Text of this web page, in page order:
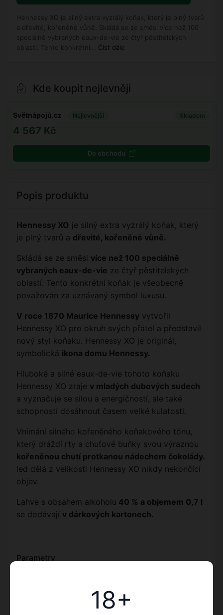
18+
Hennessy XO je silný extra vyzrálý koňak, který je plný tvarů
a dřevité, kořeněné vůně. Skládá se ze směsi více než 100
speciálně vybraných eaux-de-vie ze čtyř pěstitelských
oblastí. Tento konkrétní... Číst dále
Kde koupit nejlevněji
Světnápojů.cz Nejlevnější Skladem
4 567 Kč
Do obchodu
Popis produktu
Hennessy XO je silný extra vyzrálý koňak, který
je plný tvarů a dřevité, kořeněné vůně.
Skládá se ze směsi více než 100 speciálně
vybraných eaux-de-vie ze čtyř pěstitelských
oblastí. Tento konkrétní koňak je všeobecně
považován za uznávaný symbol luxusu.
V roce 1870 Maurice Hennessy vytvořil
Hennessy XO pro okruh svých přátel a představil
nový styl koňaku. Hennessy XO je originál,
symbolická ikona domu Hennessy.
Hluboké a silné eaux-de-vie tohoto koňaku
Hennessy XO zraje v mladých dubových sudech
a vyznačuje se silou a energičností, ale také
schopností dosáhnout časem velké kulatosti.
Vnímání silného kořeněného koňakového tónu,
který dráždí rty a chuťové buňky svou výraznou
kořeněnou chutí protkanou nádechem čokolády.
led dělá z velikosti Hennessy XO nikdy nekončící
objev.
Lahve s obsahem alkoholu 40 % a objemem 0,7 l
se dodávají v dárkových kartonech.
Parametry